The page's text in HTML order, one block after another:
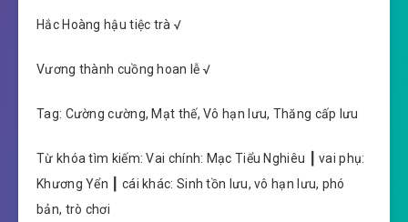
Hắc Hoàng hậu tiệc trà √
Vương thành cuồng hoan lễ √
Tag: Cường cường, Mạt thế, Vô hạn lưu, Thăng cấp lưu
Từ khóa tìm kiếm: Vai chính: Mạc Tiểu Nghiêu ┃ vai phụ:
Khương Yển ┃ cái khác: Sinh tồn lưu, vô hạn lưu, phó
bản, trò chơi